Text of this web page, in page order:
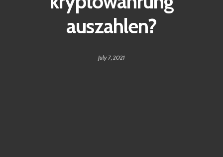
auszahlen?
July 7, 2021